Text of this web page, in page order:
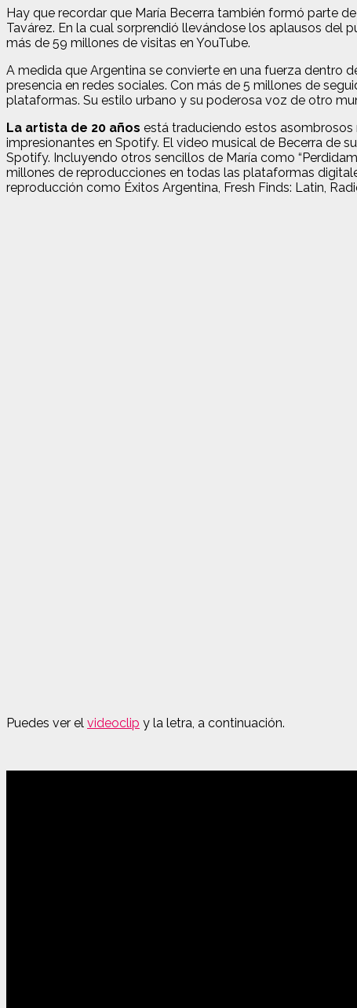
Hay que recordar que María Becerra también formó parte
Tavárez. En la cual sorprendió llevándose los aplausos del
más de 59 millones de visitas en YouTube.
A medida que Argentina se convierte en una fuerza dentro
presencia en redes sociales. Con más de 5 millones de
plataformas. Su estilo urbano y su poderosa voz de otro
La artista de 20 años está traduciendo estos asombrosos
impresionantes en Spotify. El video musical de Becerra de
Spotify. Incluyendo otros sencillos de María como
millones de reproducciones en todas las plataformas
reproducción como Éxitos Argentina, Fresh Finds: Latin,
Puedes ver el videoclip y la letra, a continuación.